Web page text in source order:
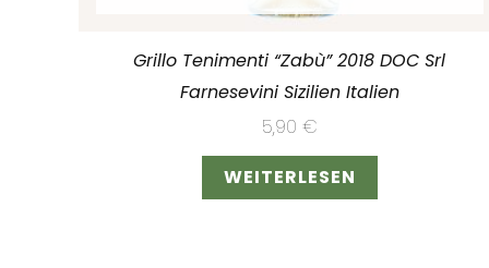
Grillo Tenimenti “Zabù” 2018 DOC Srl
Farnesevini Sizilien Italien
5,90 €
WEITERLESEN